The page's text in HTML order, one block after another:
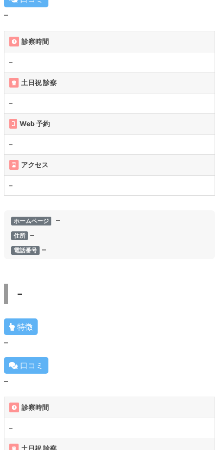
–
診察時間
–
土日祝 診察
–
Web 予約
–
アクセス
–
ホームページ –
住所 –
電話番号 –
–
特徴
–
口コミ
–
診察時間
–